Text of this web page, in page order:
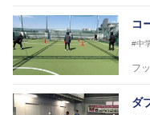
コ
#中
フ
ダ